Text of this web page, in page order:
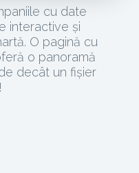
cu date
interactive și
O pagină cu
o panoramă
decât un fișier